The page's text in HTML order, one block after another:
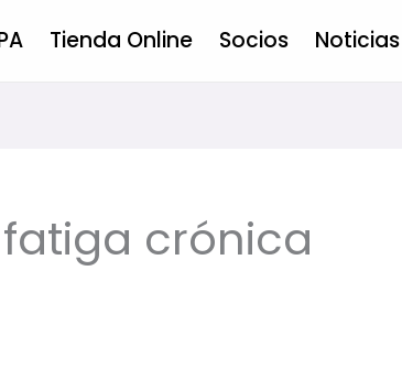
Tienda Online Socios Noticias
crónica